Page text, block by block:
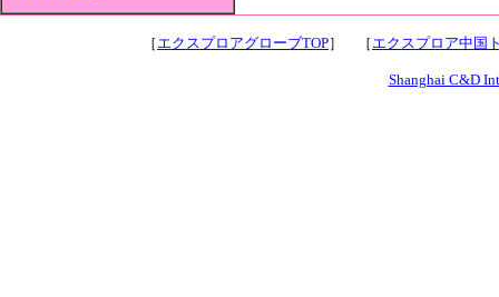
［ エクスプロアグローブTOP］ ［ エクスプロア中国
Shanghai C&D